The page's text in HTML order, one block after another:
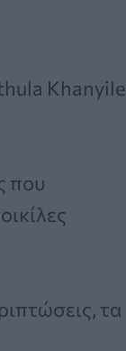
Khanyile
που
τα